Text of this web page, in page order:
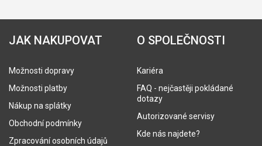
JAK NAKUPOVAT
Možnosti dopravy
Možnosti platby
Nákup na splátky
Obchodní podmínky
Zpracování osobních údajů
O SPOLEČNOSTI
Kariéra
FAQ - nejčastěji pokládané
dotazy
Autorizované servisy
Kde nás najdete?